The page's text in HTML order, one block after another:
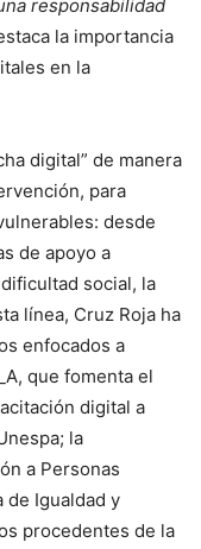
responsabilidad
la importancia
en la
digital” de manera
para
desde
de apoyo a
social, la
línea, Cruz Roja ha
enfocados a
que fomenta el
digital a
la
a Personas
de Igualdad y
procedentes de la